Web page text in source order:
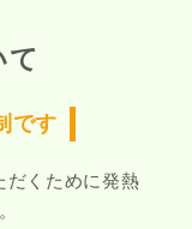
て
です
だくために発熱